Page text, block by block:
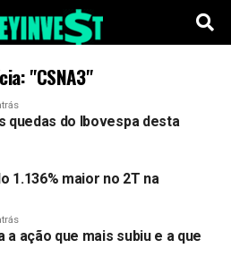
"CSNA3"
quedas do Ibovespa desta
1.136% maior no 2T na
ação que mais subiu e a que